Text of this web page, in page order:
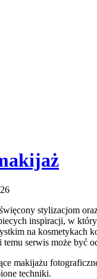
stylizacjom
inspiracji, w
na kosmetykach
serwis może być
makijażu
techniki.